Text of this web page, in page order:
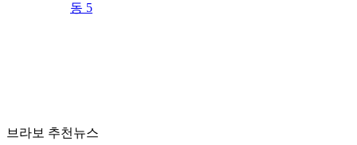
동 5
브라보 추천뉴스